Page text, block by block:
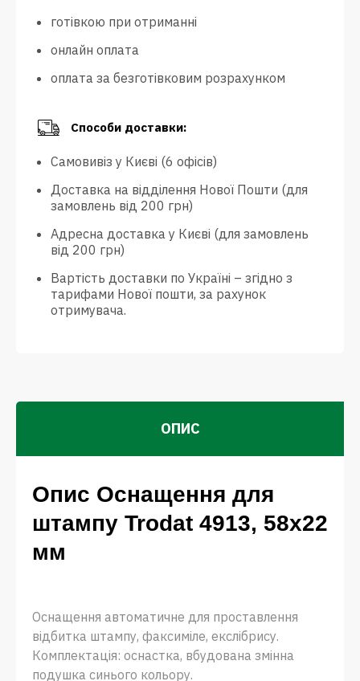
готівкою при отриманні
онлайн оплата
оплата за безготівковим розрахунком
Способи доставки:
Самовивіз у Києві (6 офісів)
Доставка на відділення Нової Пошти (для
замовлень від 200 грн)
Адресна доставка у Києві (для замовлень
від 200 грн)
Вартість доставки по Україні – згідно з
тарифами Нової пошти, за рахунок
отримувача.
ОПИС
Опис Оснащення для
штампу Trodat 4913, 58х22
мм
Оснащення автоматичне для проставлення
відбитка штампу, факсиміле, екслібрису.
Комплектація: оснастка, вбудована змінна
подушка синього кольору.